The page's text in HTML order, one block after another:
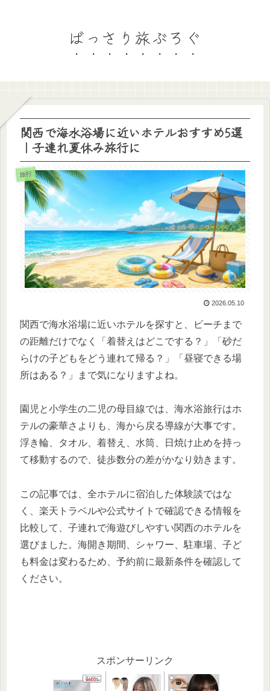
ばっさり旅ぶろぐ
関西で海水浴場に近いホテルおすすめ5選
｜子連れ夏休み旅行に
旅行
2026.05.10
関西で海水浴場に近いホテルを探すと、ビーチまで
の距離だけでなく「着替えはどこでする？」「砂だ
らけの子どもをどう連れて帰る？」「昼寝できる場
所はある？」まで気になりますよね。
園児と小学生の二児の母目線では、海水浴旅行はホ
テルの豪華さよりも、海から戻る導線が大事です。
浮き輪、タオル、着替え、水筒、日焼け止めを持っ
て移動するので、徒歩数分の差がかなり効きます。
この記事では、全ホテルに宿泊した体験談ではな
く、楽天トラベルや公式サイトで確認できる情報を
比較して、子連れで海遊びしやすい関西のホテルを
選びました。海開き期間、シャワー、駐車場、子ど
も料金は変わるため、予約前に最新条件を確認して
ください。
スポンサーリンク